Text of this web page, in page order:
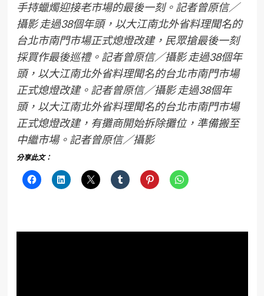
手持蠟燭迎接老市場的最後一刻。記者曾原信／
攝影 走過38個年頭，以大江南北外省料理聞名的
台北市南門市場正式熄燈改建，民眾搶最後一刻
採買作最後巡禮。記者曾原信／攝影 走過38個年
頭，以大江南北外省料理聞名的台北市南門市場
正式熄燈改建。記者曾原信／攝影 走過38個年
頭，以大江南北外省料理聞名的台北市南門市場
正式熄燈改建，有攤商開始拆除攤位，準備搬至
中繼市場。記者曾原信／攝影
分享此文：